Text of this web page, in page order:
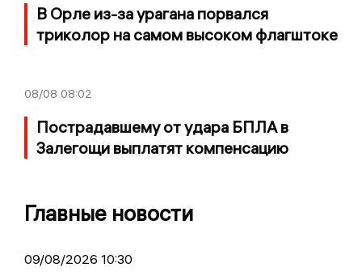
В Орле из-за урагана порвался
триколор на самом высоком флагштоке
08/08 08:02
Пострадавшему от удара БПЛА в
Залегощи выплатят компенсацию
Главные новости
09/08/2026 10:30